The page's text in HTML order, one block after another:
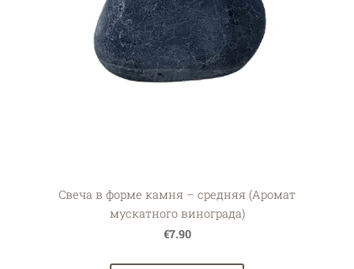
Свеча в форме камня – средняя (Аромат
мускатного винограда)
€7.90